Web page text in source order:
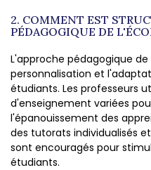
2. COMMENT EST
PÉDAGOGIQUE DE
L'approche pédagogique de
personnalisation et
étudiants. Les professeurs
d'enseignement variées
l'épanouissement des
des tutorats individualisés
sont encouragés pour
étudiants.